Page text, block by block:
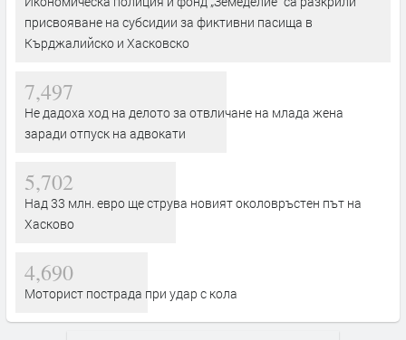
присвояване на субсидии за фиктивни пасища в
Кърджалийско и Хасковско
7,497
Не дадоха ход на делото за отвличане на млада жена
заради отпуск на адвокати
5,702
Над 33 млн. евро ще струва новият околовръстен път на
Хасково
4,690
Моторист пострада при удар с кола